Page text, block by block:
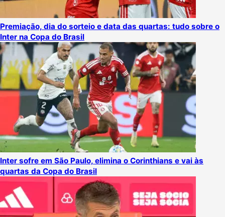
Premiação, dia do sorteio e data das quartas: tudo sobre o
Inter na Copa do Brasil
Inter sofre em São Paulo, elimina o Corinthians e vai às
quartas da Copa do Brasil